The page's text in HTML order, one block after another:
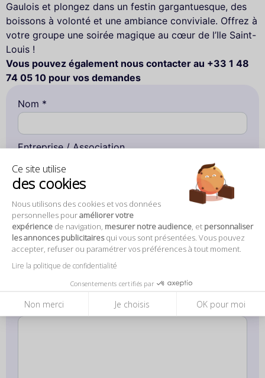
Ce site utilise
des cookies
Nous utilisons des cookies et vos données
personnelles pouraméliorer votre
expérience de navigation, mesurer notre audience , et personnaliser
les annonces publicitairesqui vous sont présentées. Vous pouvez
accepter, refuser ou paramétrer vos préférences à tout moment.
Lire la politique de confidentialité
Consentements certifiés par
Non merci Je choisis OK pour moi
Gaulois et plongez dans un festin gargantuesque, des
boissons à volonté et une ambiance conviviale. Offrez à
votre groupe une soirée magique au cœur de l’Ile Saint-
Louis !
Vous pouvez également nous contacter au +33 1 48
74 05 10 pour vos demandes
Nom *
Entreprise / Association
Téléphone *
E-mail *
sert à vous contacter pour toute précision concernant votre demande.
Détaillez votre demande *